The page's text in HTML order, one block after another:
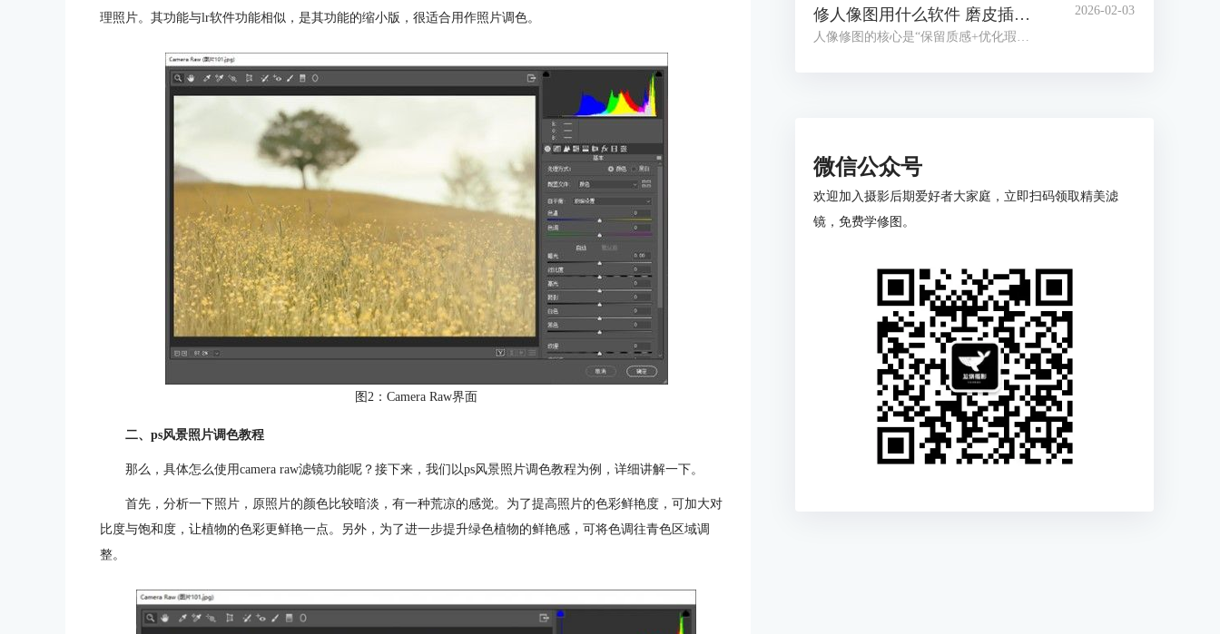
理照片。其功能与lr软件功能相似，是其功能的缩小版，很适合用作照片调色。
图2：Camera Raw界面
二、ps风景照片调色教程
那么，具体怎么使用camera raw滤镜功能呢？接下来，我们以ps风景照片调色教程为例，详细讲解一下。
首先，分析一下照片，原照片的颜色比较暗淡，有一种荒凉的感觉。为了提高照片的色彩鲜艳度，可加大对
比度与饱和度，让植物的色彩更鲜艳一点。另外，为了进一步提升绿色植物的鲜艳感，可将色调往青色区域调
整。
修人像图用什么软件 磨皮插件Portraiture怎么用 2026-02-03
微信公众号
欢迎加入摄影后期爱好者大家庭，立即扫码领取精美滤
镜，免费学修图。